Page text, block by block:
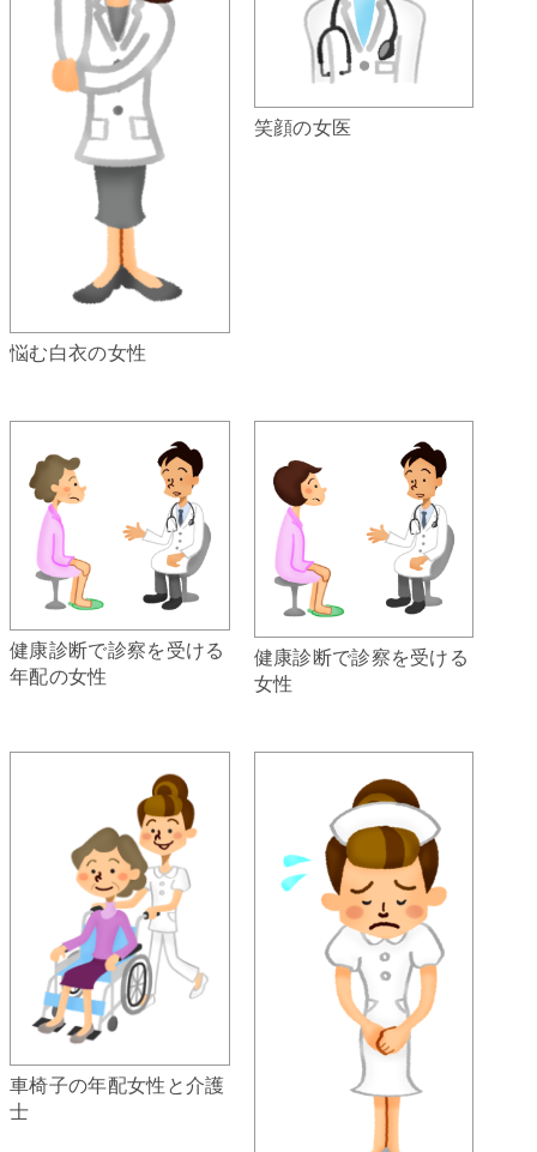
悩む白衣の女性
笑顔の女医
健康診断で診察を受ける
年配の女性
健康診断で診察を受ける
女性
車椅子の年配女性と介護
士